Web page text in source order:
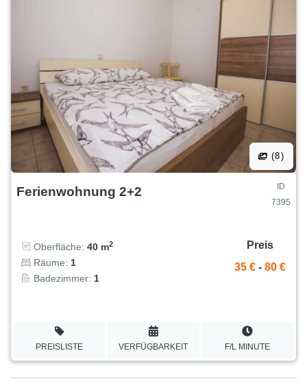
(8)
Ferienwohnung 2+2
ID
7395
Oberfläche: 40 m2
Räume: 1
Badezimmer: 1
Preis
35 € - 80 €
PREISLISTE VERFÜGBARKEIT F/L MINUTE